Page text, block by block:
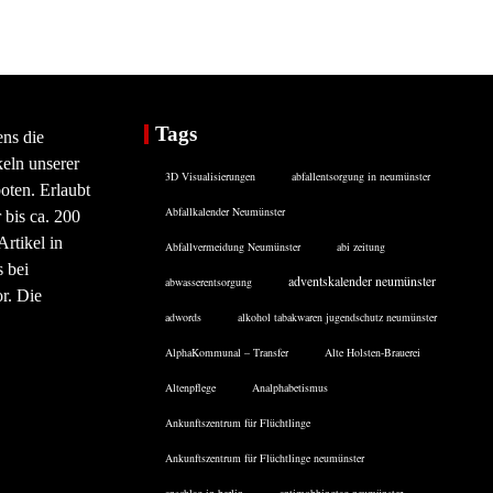
die
unserer
Erlaubt
bis ca. 200
in
bei
Die
Tags
3D Visualisierungen abfallentsorgung in neumünster
Abfallkalender Neumünster
Abfallvermeidung Neumünster abi zeitung
abwasserentsorgung adventskalender neumünster
adwords alkohol tabakwaren jugendschutz neumünster
AlphaKommunal – Transfer Alte Holsten-Brauerei
Altenpflege Analphabetismus
Ankunftszentrum für Flüchtlinge
Ankunftszentrum für Flüchtlinge neumünster